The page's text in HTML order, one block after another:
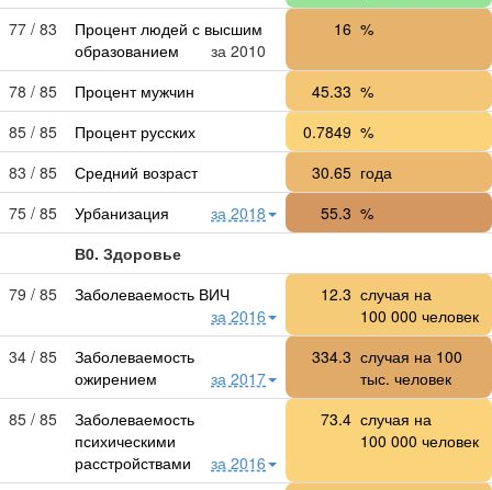
77 / 83
Процент людей с высшим
образованием
за 2010
16 %
78 / 85 Процент мужчин 45.33 %
85 / 85
Процент русских 0.7849 %
83 / 85
Средний возраст 30.65 года
75 / 85
Урбанизация за 2018 55.3 %
В0. Здоровье
79 / 85
Заболеваемость ВИЧ
за 2016
12.3 случая на
100 000 человек
34 / 85
Заболеваемость
ожирением
за 2017
334.3 случая на 100
тыс. человек
85 / 85
Заболеваемость
психическими
расстройствами
за 2016
73.4 случая на
100 000 человек